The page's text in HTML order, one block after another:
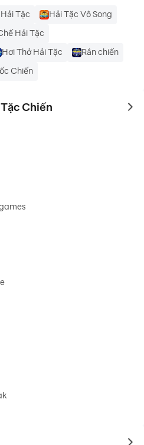
Tặc
Hải Tặc Vô Song
Hải Tặc
Hơi Thở Hải Tặc
Rắn chiến
Chiến
Chiến to